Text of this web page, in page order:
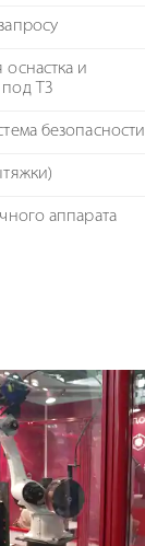
и
ТЗ
безопасности
аппарата